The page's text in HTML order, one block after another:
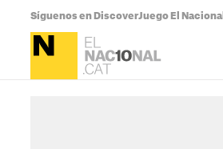
Síguenos en DiscoverJuego El Nacional